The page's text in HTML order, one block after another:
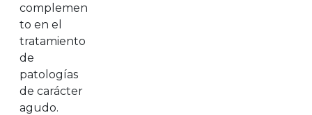
complemen
to en el
tratamiento
de
patologías
de carácter
agudo.